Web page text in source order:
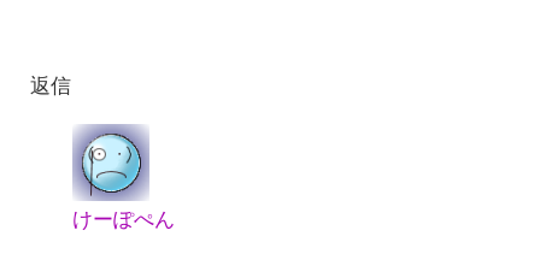
返信
けーぽぺん